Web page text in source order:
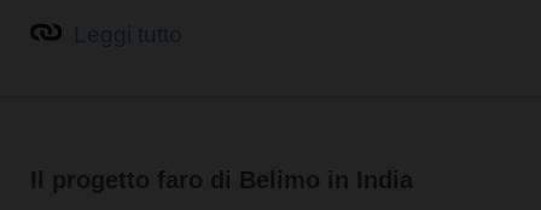
Il progetto faro di Belimo in India